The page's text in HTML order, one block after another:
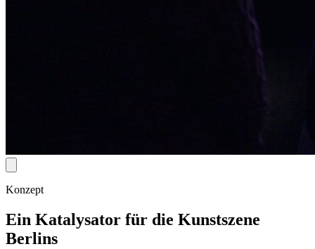
Konzept
Ein Katalysator für die Kunstszene
Berlins